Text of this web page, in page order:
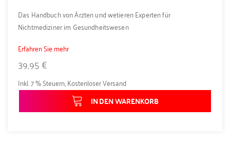
Das Handbuch von Ärzten und wetieren Experten für
Nichtmediziner im Gesundheitswesen
Erfahren Sie mehr
39,95 €
Inkl. 7 % Steuern,Kostenloser Versand
IN DEN WARENKORB